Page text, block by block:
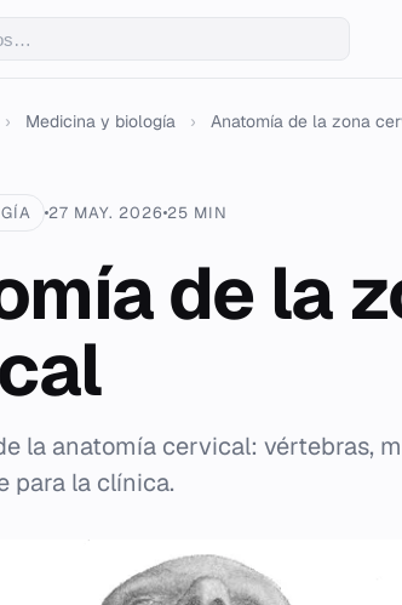
› Medicina y biología › Anatomía de la zona
27 MAY. 202625 MIN
de la
la anatomía cervical: vértebras,
para la clínica.